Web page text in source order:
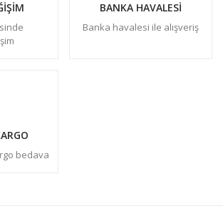
BANKA HAVALESİ
Banka havalesi ile alışveriş
bedava